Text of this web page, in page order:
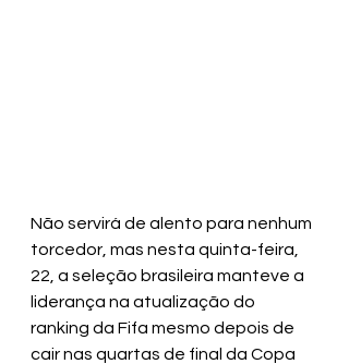
Não servirá de alento para nenhum
torcedor, mas nesta quinta-feira,
22, a seleção brasileira manteve a
liderança na atualização do
ranking da Fifa mesmo depois de
cair nas quartas de final da Copa